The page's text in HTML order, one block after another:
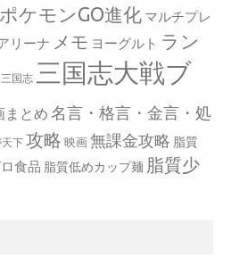
ポケモンGO進化 マルチプレ
リーナ メモ ヨーグルト ラン
三国志 三国志大戦ブ
まとめ 名言・格言・金言・処
下 攻略 映画 無課金攻略 脂質
食品 脂質低めカップ麺 脂質少